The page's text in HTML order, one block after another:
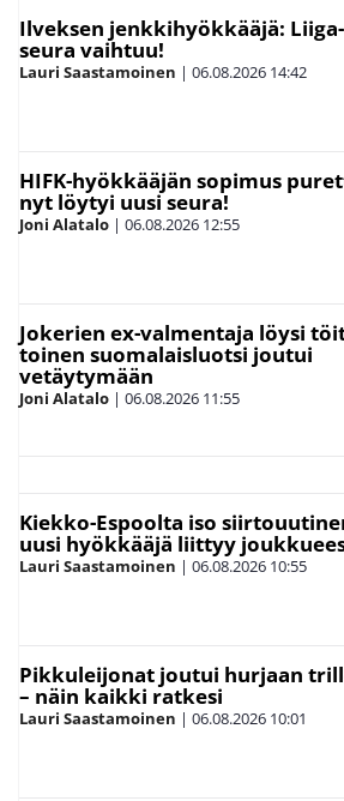
Ilveksen jenkkihyökkääjä: Liiga-
seura vaihtuu!
Lauri Saastamoinen | 06.08.2026 14:42
HIFK-hyökkääjän sopimus
nyt löytyi uusi seura!
Joni Alatalo | 06.08.2026 12:55
Jokerien ex-valmentaja löysi
toinen suomalaisluotsi joutui
vetäytymään
Joni Alatalo | 06.08.2026 11:55
Kiekko-Espoolta iso
uusi hyökkääjä liittyy
Lauri Saastamoinen | 06.08.2026 10:55
Pikkuleijonat joutui hurjaan
– näin kaikki ratkesi
Lauri Saastamoinen | 06.08.2026 10:01